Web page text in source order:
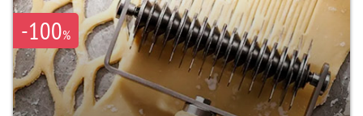
-100%